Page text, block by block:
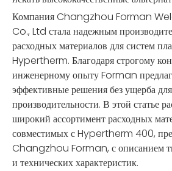
Компания Changzhou Forman
Co., Ltd стала надежным
расходных материалов для систем
Hypertherm. Благодаря строгому
инженерному опыту Forman
эффективные решения без ущерба
производительности. В этой статье
широкий ассортимент расходных
совместимых с Hypertherm 400,
Changzhou Forman, с описанием
и технических характеристик.